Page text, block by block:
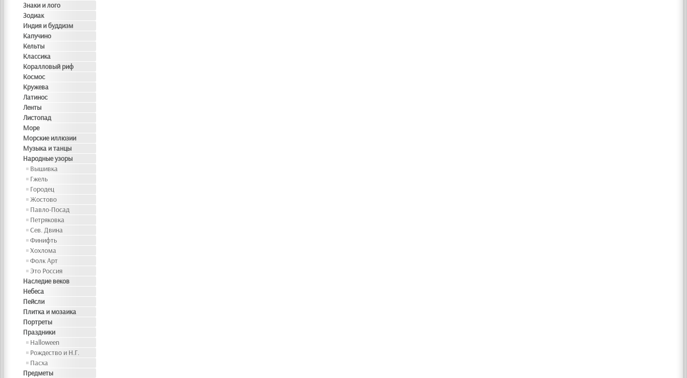
Знаки и лого
Зодиак
Индия и буддизм
Капучино
Кельты
Классика
Коралловый риф
Космос
Кружева
Латинос
Ленты
Листопад
Море
Морские иллюзии
Музыка и танцы
Народные узоры
Вышивка
Гжель
Городец
Жостово
Павло-Посад
Петряковка
Сев. Двина
Финифть
Хохлома
Фолк Арт
Это Россия
Наследие веков
Небеса
Пейсли
Плитка и мозаика
Портреты
Праздники
Halloween
Рождество и Н.Г.
Пасха
Предметы